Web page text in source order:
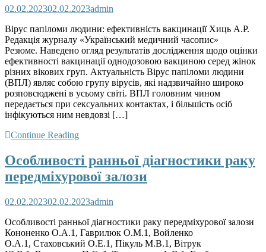
02.02.202302.02.2023admin
Вірус папіломи людини: ефективність вакцинації Хиць А.Р.
Редакція журналу «Український медичний часопис»
Резюме. Наведено огляд результатів дослідження щодо оцінки
ефективності вакцинації однодозовою вакциною серед жінок
різних вікових груп. Актуальність Вірус папіломи людини
(ВПЛ) являє собою групу вірусів, які надзвичайно широко
розповсюджені в усьому світі. ВПЛ головним чином
передається при сексуальних контактах, і більшість осіб
інфікуються ним невдовзі […]
Continue Reading
Особливості ранньої діагностики раку
передміхурової залози
02.02.202302.02.2023admin
Особливості ранньої діагностики раку передміхурової залози
Кононенко О.А.1, Гаврилюк О.М.1, Войленко
О.А.1, Стаховський О.Е.1, Пікуль М.В.1, Вітрук